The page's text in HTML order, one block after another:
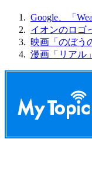
Google、「
イオンのロゴ
映画「のぼう
漫画「リアル